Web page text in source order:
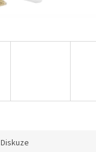
Diskuze